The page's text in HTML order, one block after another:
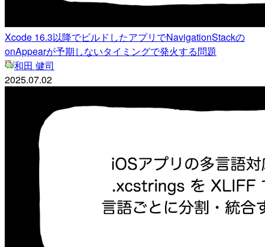
Xcode 16.3以降でビルドしたアプリでNavigationStackの
onAppearが予期しないタイミングで発火する問題
和田 健司
2025.07.02